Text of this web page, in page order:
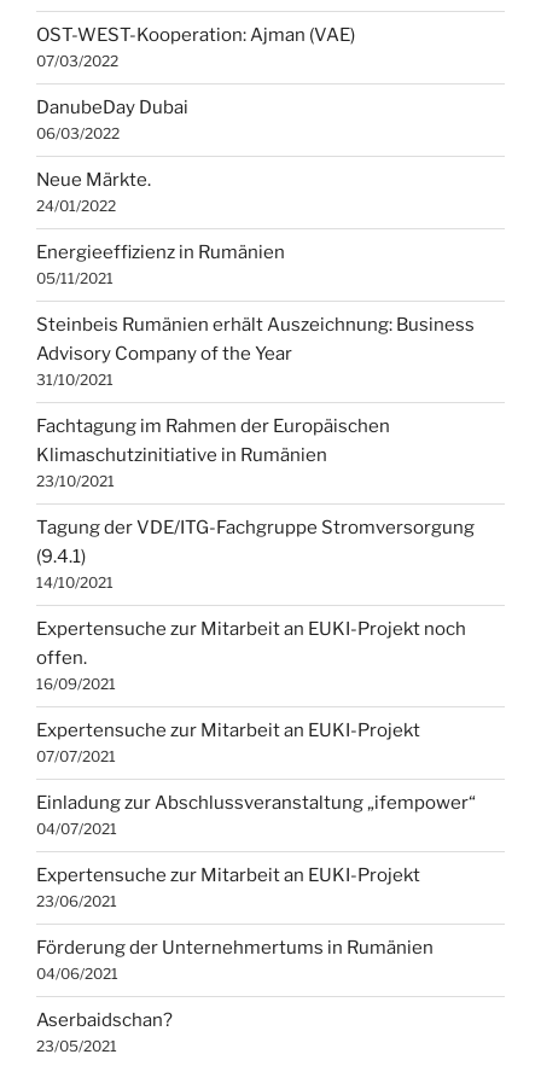
OST-WEST-Kooperation: Ajman (VAE)
07/03/2022
DanubeDay Dubai
06/03/2022
Neue Märkte.
24/01/2022
Energieeffizienz in Rumänien
05/11/2021
Steinbeis Rumänien erhält Auszeichnung: Business
Advisory Company of the Year
31/10/2021
Fachtagung im Rahmen der Europäischen
Klimaschutzinitiative in Rumänien
23/10/2021
Tagung der VDE/ITG-Fachgruppe Stromversorgung
(9.4.1)
14/10/2021
Expertensuche zur Mitarbeit an EUKI-Projekt noch
offen.
16/09/2021
Expertensuche zur Mitarbeit an EUKI-Projekt
07/07/2021
Einladung zur Abschlussveranstaltung „ifempower“
04/07/2021
Expertensuche zur Mitarbeit an EUKI-Projekt
23/06/2021
Förderung der Unternehmertums in Rumänien
04/06/2021
Aserbaidschan?
23/05/2021